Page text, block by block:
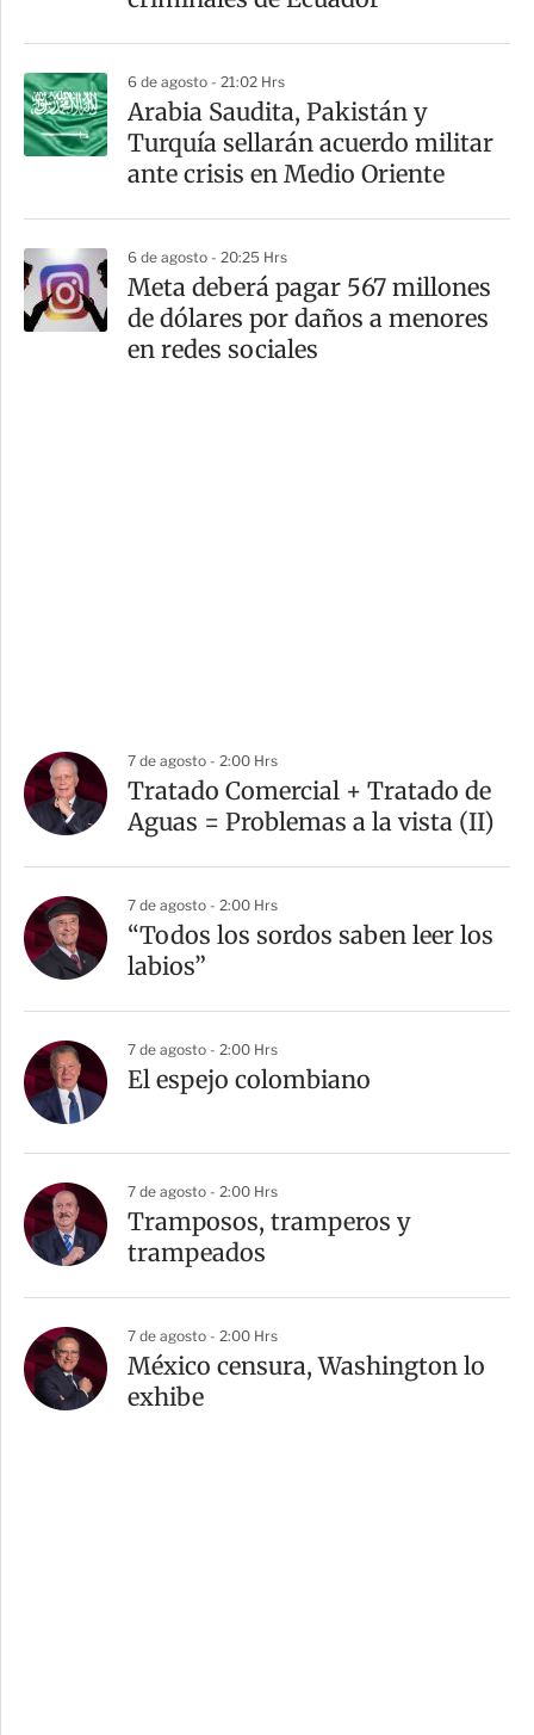
6 de agosto - 21:02 Hrs
Arabia Saudita, Pakistán y
Turquía sellarán acuerdo militar
ante crisis en Medio Oriente
6 de agosto - 20:25 Hrs
Meta deberá pagar 567 millones
de dólares por daños a menores
en redes sociales
7 de agosto - 2:00 Hrs
Tratado Comercial + Tratado de
Aguas = Problemas a la vista (II)
7 de agosto - 2:00 Hrs
“Todos los sordos saben leer los
labios”
7 de agosto - 2:00 Hrs
El espejo colombiano
7 de agosto - 2:00 Hrs
Tramposos, tramperos y
trampeados
7 de agosto - 2:00 Hrs
México censura, Washington lo
exhibe